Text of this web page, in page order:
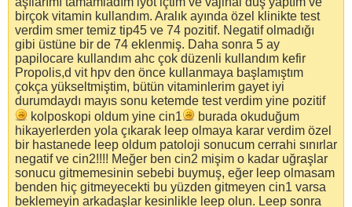
birçok vitamin kullandım. Aralık ayında özel klinikte test
verdim smer temiz tip45 ve 74 pozitif. Negatif olmadığı
gibi üstüne bir de 74 eklenmiş. Daha sonra 5 ay
papilocare kullandım ahc çok düzenli kullandım kefir
Propolis,d vit hpv den önce kullanmaya başlamıştım
çokça yükseltmiştim, bütün vitaminlerim gayet iyi
durumdaydı mayıs sonu ketemde test verdim yine pozitif
kolposkopi oldum yine cin1
burada okuduğum
hikayerlerden yola çıkarak leep olmaya karar verdim özel
bir hastanede leep oldum patoloji sonucum cerrahi sınırlar
negatif ve cin2!!!! Meğer ben cin2 mişim o kadar uğraşlar
sonucu gitmemesinin sebebi buymuş, eğer leep olmasam
benden hiç gitmeyecekti bu yüzden gitmeyen cin1 varsa
beklemeyin arkadaşlar kesinlikle leep olun. Leep sonra